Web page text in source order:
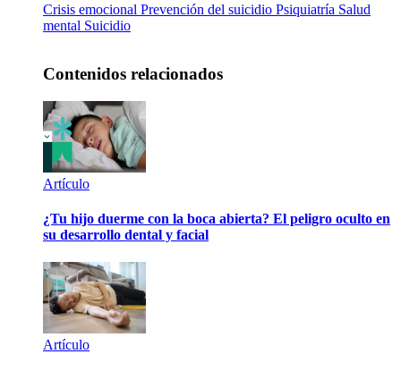
Crisis emocional Prevención del suicidio Psiquiatría Salud
mental Suicidio
Contenidos relacionados
Artículo
¿Tu hijo duerme con la boca abierta? El peligro oculto en
su desarrollo dental y facial
Artículo